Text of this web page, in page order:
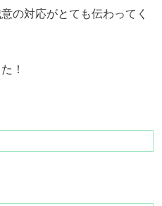
の対応がとても伝わってく
！